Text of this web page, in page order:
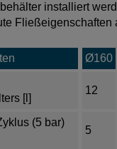
installiert
Fließeigenschaften
Ø160
[l]
12
(5 bar)
5